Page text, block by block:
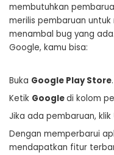
membutuhkan
merilis pembaruan
menambal bug yang
Google, kamu bisa:
Buka Google Play Store.
Ketik Googledi kolom
Jika ada pembaruan, klik
Dengan memperbarui
mendapatkan fitur